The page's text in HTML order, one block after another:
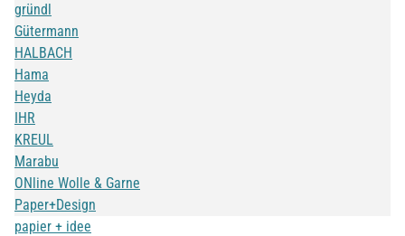
gründl
Gütermann
HALBACH
Hama
Heyda
IHR
KREUL
Marabu
ONline Wolle & Garne
Paper+Design
papier + idee